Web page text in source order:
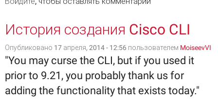
История создания Cisco CLI
Опубликовано 17 апреля, 2014 - 12:56 пользователем MoiseevVI
"You may curse the CLI, but if you used it
prior to 9.21, you probably thank us for
adding the functionality that exists today."